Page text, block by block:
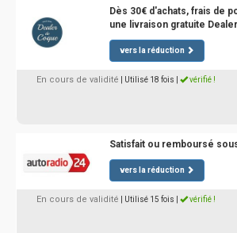
Dès 30€ d'achats, frais de
une livraison gratuite
vers la réduction
En cours de validité | Utilisé 18 fois vérifié !
Satisfait ou remboursé
vers la réduction
En cours de validité | Utilisé 15 fois vérifié !